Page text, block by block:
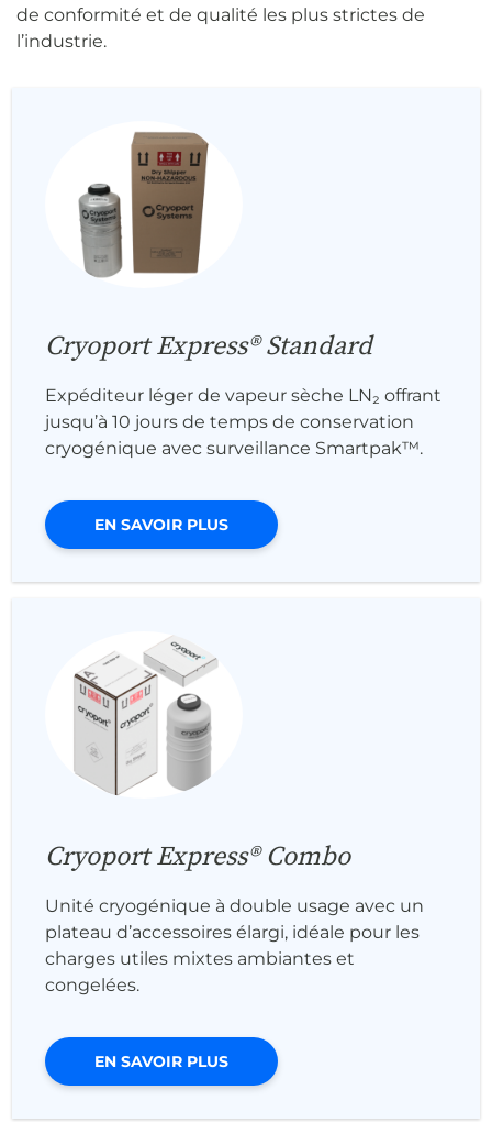
de conformité et de qualité les plus strictes de
l’industrie.
Cryoport Express® Standard
Expéditeur léger de vapeur sèche LN₂ offrant
jusqu’à 10 jours de temps de conservation
cryogénique avec surveillance Smartpak™.
EN SAVOIR PLUS
Cryoport Express® Combo
Unité cryogénique à double usage avec un
plateau d’accessoires élargi, idéale pour les
charges utiles mixtes ambiantes et
congelées.
EN SAVOIR PLUS